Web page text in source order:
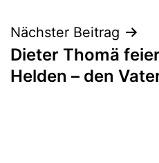
Nächster Beitrag
Dieter Thomä
Helden – den